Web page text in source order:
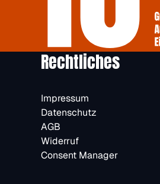
Rechtliches
Impressum
Datenschutz
AGB
Widerruf
Consent Manager